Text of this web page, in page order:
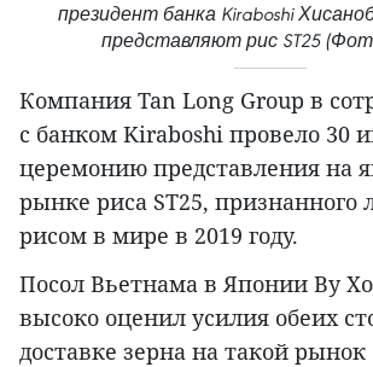
президент банка Kiraboshi
представляют рис ST25
Компания Tan Long Group в
с банком Kiraboshi провело 30
церемонию представления на
рынке риса ST25,
рисом в мире в 2019 году.
Посол Вьетнама в Японии Ву
высоко оценил усилия обеих
доставке зерна на такой